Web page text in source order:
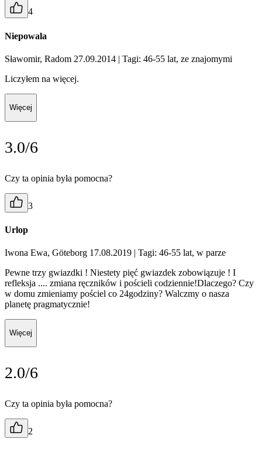
4
Niepowala
Sławomir, Radom 27.09.2014 | Tagi: 46-55 lat, ze znajomymi
Liczyłem na więcej.
Więcej
3.0/6
Czy ta opinia była pomocna?
3
Urlop
Iwona Ewa, Göteborg 17.08.2019 | Tagi: 46-55 lat, w parze
Pewne trzy gwiazdki ! Niestety pięć gwiazdek zobowiązuje ! I
refleksja .... zmiana ręczników i pościeli codziennie!Dlaczego? Czy
w domu zmieniamy pościel co 24godziny? Walczmy o nasza
planetę pragmatycznie!
Więcej
2.0/6
Czy ta opinia była pomocna?
2